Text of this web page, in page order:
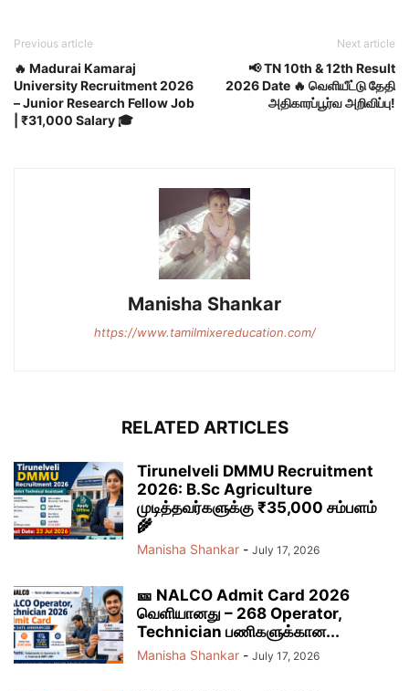
Previous article
🔥 Madurai Kamaraj
University Recruitment 2026
– Junior Research Fellow Job
| ₹31,000 Salary 🎓
Next article
📢 TN 10th & 12th Result
2026 Date 🔥 வெளியீட்டு தேதி
அதிகாரப்பூர்வ அறிவிப்பு!
Manisha Shankar
https://www.tamilmixereducation.com/
RELATED ARTICLES
Tirunelveli DMMU Recruitment
2026: B.Sc Agriculture
முடித்தவர்களுக்கு ₹35,000 சம்பளம்
🌾
Manisha Shankar - July 17, 2026
🎫 NALCO Admit Card 2026
வெளியானது – 268 Operator,
Technician பணிகளுக்கான...
Manisha Shankar - July 17, 2026